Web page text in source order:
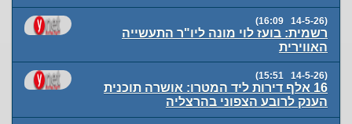
(14-5-26 16:09)
רשמית: בועז לוי מונה ליו"ר התעשייה
האווירית
(14-5-26 15:51)
16 אלף דירות ליד המטרו: אושרה תוכנית
הענק לרובע הצפוני בהרצליה